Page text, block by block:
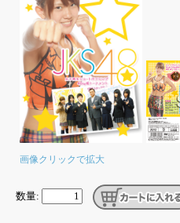
画像クリックで拡大
数量: